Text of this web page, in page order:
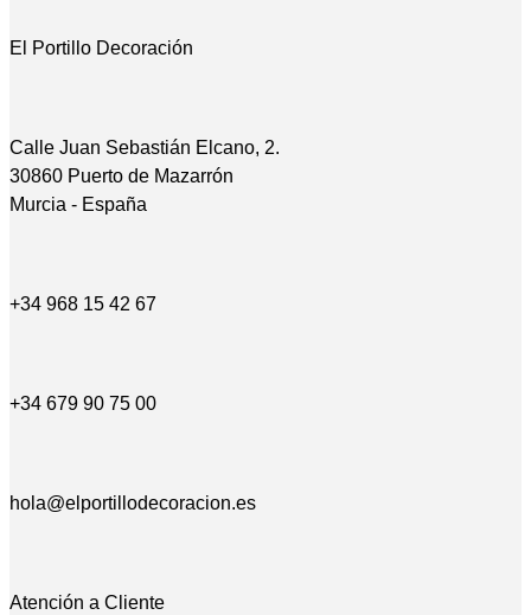
El Portillo Decoración
Calle Juan Sebastián Elcano, 2.
30860 Puerto de Mazarrón
Murcia - España
+34 968 15 42 67
+34 679 90 75 00
hola@elportillodecoracion.es
Atención a Cliente